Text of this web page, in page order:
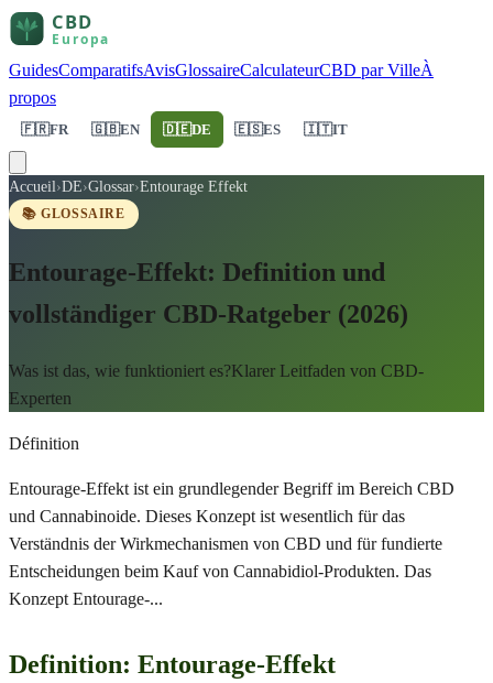
GuidesComparatifsAvisGlossaireCalculateurCBD par VilleÀ
propos
🇫🇷FR 🇬🇧EN 🇩🇪DE 🇪🇸ES 🇮🇹IT
Accueil›DE›Glossar›Entourage Effekt
📚 GLOSSAIRE
Entourage-Effekt: Definition und
vollständiger CBD-Ratgeber (2026)
Was ist das, wie funktioniert es?Klarer Leitfaden von CBD-
Experten
Définition
Entourage-Effekt ist ein grundlegender Begriff im Bereich CBD
und Cannabinoide. Dieses Konzept ist wesentlich für das
Verständnis der Wirkmechanismen von CBD und für fundierte
Entscheidungen beim Kauf von Cannabidiol-Produkten. Das
Konzept Entourage-...
Definition: Entourage-Effekt